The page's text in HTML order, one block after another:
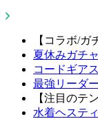
【コラボ/ガ
夏休みガチ
コードギア
最強リーダ
【注目のテ
水着ヘステ